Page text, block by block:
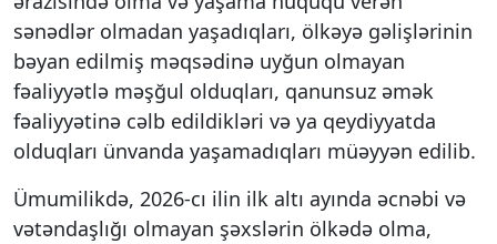
sənədlər olmadan yaşadıqları, ölkəyə gəlişlərinin
bəyan edilmiş məqsədinə uyğun olmayan
fəaliyyətlə məşğul olduqları, qanunsuz əmək
fəaliyyətinə cəlb edildikləri və ya qeydiyyatda
olduqları ünvanda yaşamadıqları müəyyən edilib.
Ümumilikdə, 2026-cı ilin ilk altı ayında əcnəbi və
vətəndaşlığı olmayan şəxslərin ölkədə olma,